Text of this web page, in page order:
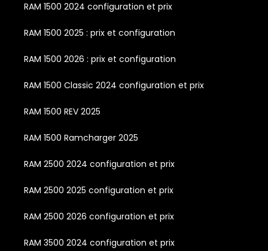
RAM 1500 2024 configuration et prix
RAM 1500 2025 : prix et configuration
RAM 1500 2026 : prix et configuration
RAM 1500 Classic 2024 configuration et prix
RAM 1500 REV 2025
RAM 1500 Ramcharger 2025
RAM 2500 2024 configuration et prix
RAM 2500 2025 configuration et prix
RAM 2500 2026 configuration et prix
RAM 3500 2024 configuration et prix